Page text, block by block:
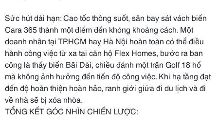
Sức hút dài hạn: Cao tốc thông suốt, sân bay sát vách biến
Cara 365 thành một điểm đến không khoảng cách. Một
doanh nhân tại TP.HCM hay Hà Nội hoàn toàn có thể điều
hành công việc từ xa tại căn hộ Flex Homes, bước ra ban
công là thấy biển Bãi Dài, chiều đánh một trận Golf 18 hố
mà không ảnh hưởng đến tiến độ công việc. Khi hạ tầng đạt
đến độ hoàn thiện hoàn hảo, ranh giới giữa đi du lịch và đi
về nhà sẽ bị xóa nhòa.
TỔNG KẾT GÓC NHÌN CHIẾN LƯỢC: